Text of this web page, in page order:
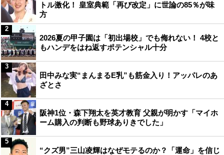
トル激化！ 皇室典範「再び改定」に世論の85％が味
方
2026夏の甲子園は「初出場校」でも侮れない！ 4校と
もハンデをはね返すポテンシャル十分
2
田中みな実“まんまるE乳”も筋金入り！アッパレのあ
ざとさ
3
阪神1位・森下翔太を英才教育 父親が明かす「マイホ
ーム購入の判断も野球ありきでした」
4
“クズ男”三山凌輝はなぜモテるのか？「運命」を信じ
5